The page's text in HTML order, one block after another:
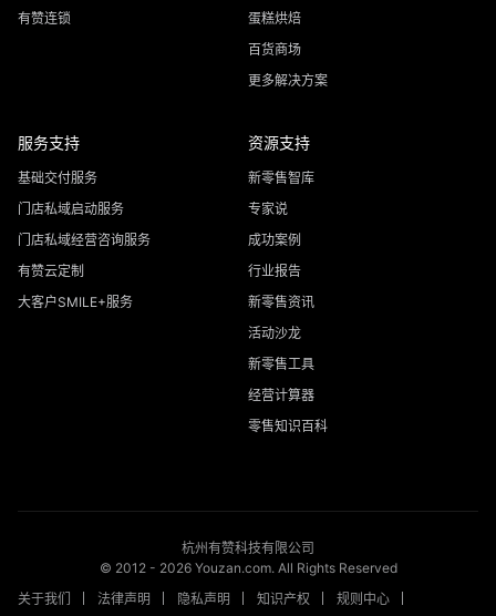
有赞连锁
蛋糕烘焙
百货商场
更多解决方案
服务支持
基础交付服务
门店私域启动服务
门店私域经营咨询服务
有赞云定制
大客户SMILE+服务
资源支持
新零售智库
专家说
成功案例
行业报告
新零售资讯
活动沙龙
新零售工具
经营计算器
零售知识百科
杭州有赞科技有限公司
© 2012 - 2026Youzan.com. All Rights Reserved
关于我们
法律声明 隐私声明 知识产权 规则中心